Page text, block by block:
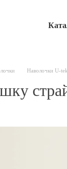
Наволочки U-tek